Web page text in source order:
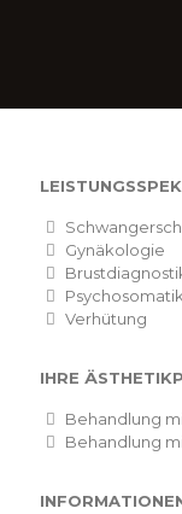
Gynäkologie
Verhütung
IHRE
Behandlung
Behandlung